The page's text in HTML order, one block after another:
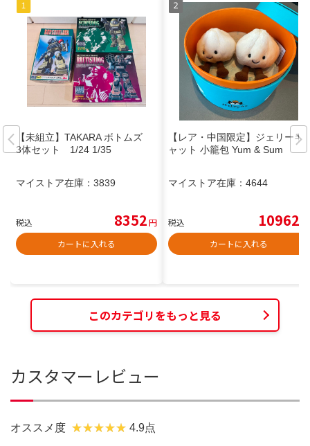
【未組立】TAKARA ボトムズ
3体セット 1/24 1/35
マイストア在庫： 3839
税込 8352円
カートに入れる
【レア・中国限定】ジェリーキ
ャット 小籠包 Yum & Sum
マイストア在庫： 4644
税込 10962
カートに入れる
このカテゴリをもっと見る
カスタマーレビュー
オススメ度 4.9点